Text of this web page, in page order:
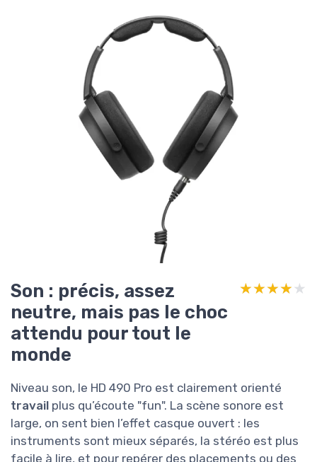
Son : précis, assez
neutre, mais pas le choc
attendu pour tout le
monde
★★★★★
★★★★★
Niveau son, le HD 490 Pro est clairement orienté
travail plus qu’écoute "fun". La scène sonore est
large, on sent bien l’effet casque ouvert : les
instruments sont mieux séparés, la stéréo est plus
facile à lire, et pour repérer des placements ou des